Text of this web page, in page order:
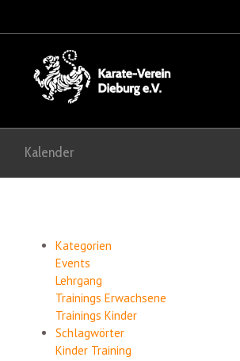
Kalender
Kategorien
Events
Lehrgang
Trainings Erwachsene
Trainings Kinder
Schlagwörter
Kinder Training